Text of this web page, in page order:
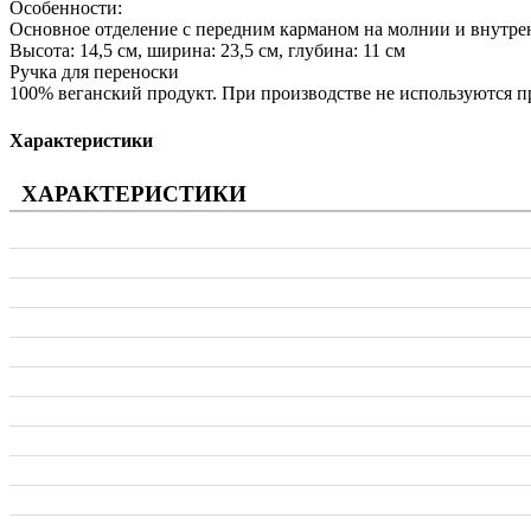
Особенности:
Основное отделение с передним карманом на молнии и
Высота: 14,5 см, ширина: 23,5 см, глубина: 11 см
Ручка для переноски
100% веганский продукт. При производстве не используются
Характеристики
ХАРАКТЕРИСТИКИ